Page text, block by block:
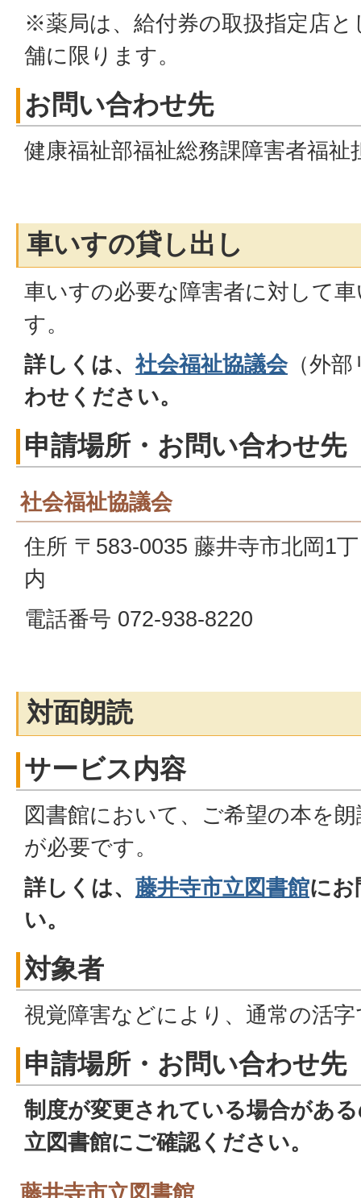
※薬局は、給付券の取扱指定店と
舗に限ります。
お問い合わせ先
健康福祉部福祉総務課障害者福祉
車いすの貸し出し
車いすの必要な障害者に対して
す。
詳しくは、 社会福祉協議会（外部
わせください。
申請場所・お問い合わせ先
社会福祉協議会
住所 〒583-0035 藤井寺市北岡1
内
電話番号 072-938-8220
対面朗読
サービス内容
図書館において、ご希望の本を
が必要です。
詳しくは、 藤井寺市立図書館にお
い。
対象者
視覚障害などにより、通常の活
申請場所・お問い合わせ先
制度が変更されている場合があ
立図書館にご確認ください。
藤井寺市立図書館